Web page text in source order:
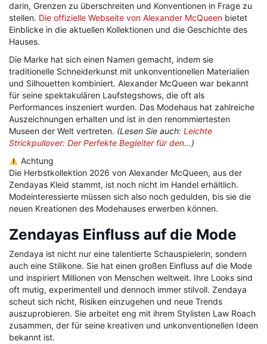
darin, Grenzen zu überschreiten und Konventionen in Frage zu
stellen. Die offizielle Webseite von Alexander McQueen bietet
Einblicke in die aktuellen Kollektionen und die Geschichte des
Hauses.
Die Marke hat sich einen Namen gemacht, indem sie
traditionelle Schneiderkunst mit unkonventionellen Materialien
und Silhouetten kombiniert. Alexander McQueen war bekannt
für seine spektakulären Laufstegshows, die oft als
Performances inszeniert wurden. Das Modehaus hat zahlreiche
Auszeichnungen erhalten und ist in den renommiertesten
Museen der Welt vertreten. (Lesen Sie auch: Leichte
Strickpullover: Der Perfekte Begleiter für den…)
Achtung
Die Herbstkollektion 2026 von Alexander McQueen, aus der
Zendayas Kleid stammt, ist noch nicht im Handel erhältlich.
Modeinteressierte müssen sich also noch gedulden, bis sie die
neuen Kreationen des Modehauses erwerben können.
Zendayas Einfluss auf die Mode
Zendaya ist nicht nur eine talentierte Schauspielerin, sondern
auch eine Stilikone. Sie hat einen großen Einfluss auf die Mode
und inspiriert Millionen von Menschen weltweit. Ihre Looks sind
oft mutig, experimentell und dennoch immer stilvoll. Zendaya
scheut sich nicht, Risiken einzugehen und neue Trends
auszuprobieren. Sie arbeitet eng mit ihrem Stylisten Law Roach
zusammen, der für seine kreativen und unkonventionellen Ideen
bekannt ist.